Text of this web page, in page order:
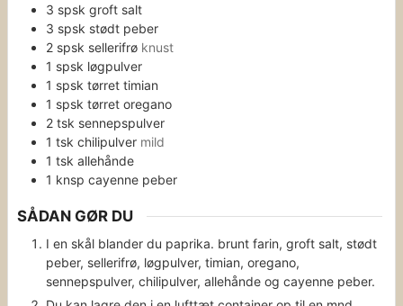
3 spsk groft salt
3 spsk stødt peber
2 spsk sellerifrø knust
1 spsk løgpulver
1 spsk tørret timian
1 spsk tørret oregano
2 tsk sennepspulver
1 tsk chilipulver mild
1 tsk allehånde
1 knsp cayenne peber
SÅDAN GØR DU
I en skål blander du paprika. brunt farin, groft salt, stødt
peber, sellerifrø, løgpulver, timian, oregano,
sennepspulver, chilipulver, allehånde og cayenne peber.